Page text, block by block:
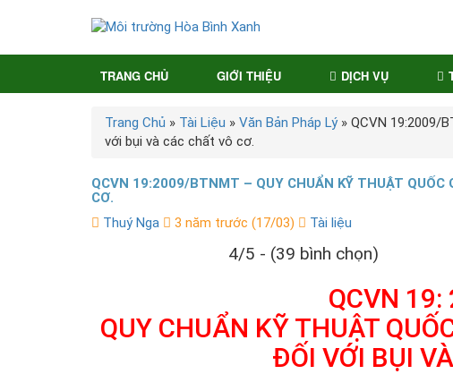
TRANG CHỦ GIỚI THIỆU DỊCH VỤ
Trang Chủ » Tài Liệu » Văn Bản Pháp Lý» QCVN 19:2009/
với bụi và các chất vô cơ.
QCVN 19:2009/BTNMT – QUY CHUẨN KỸ THUẬT QUỐC
CƠ.
Thuý Nga
3 năm trước (17/03) Tài liệu
4/5 - (39 bình chọn)
QCVN
QUY CHUẨN KỸ THUẬT
ĐỐI VỚI BỤI